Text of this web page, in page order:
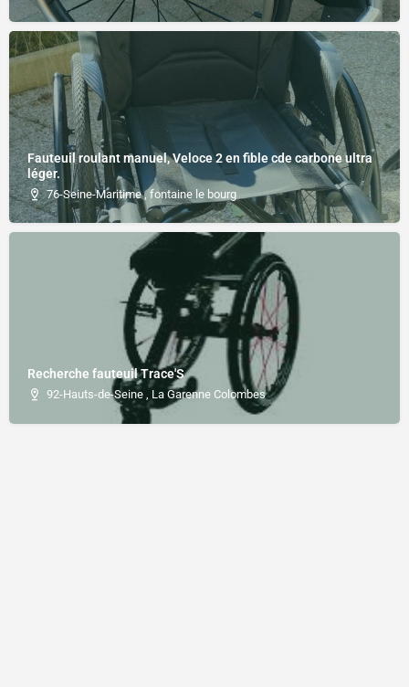
Fauteuil roulant manuel, Veloce 2 en fible cde carbone ultra
léger.
76-Seine-Maritime , fontaine le bourg
Recherche fauteuil Trace'S
92-Hauts-de-Seine , La Garenne Colombes